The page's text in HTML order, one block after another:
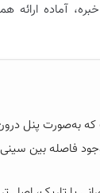
به‌صورت پنل درون
فاصله بین